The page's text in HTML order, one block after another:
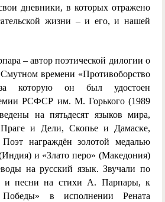
дневники, в которых отражено
жизни – и его, и нашей
– автор поэтической дилогии о
времени «Противоборство
которую он был удостоен
РСФСР им. М. Горького (1989
на пятьдесят языков мира,
и Дели, Скопье и Дамаске,
награждён золотой медалью
и «Злато перо» (Македония)
на русский язык. Звучали по
и песни на стихи А. Парпары, к
в исполнении Рената